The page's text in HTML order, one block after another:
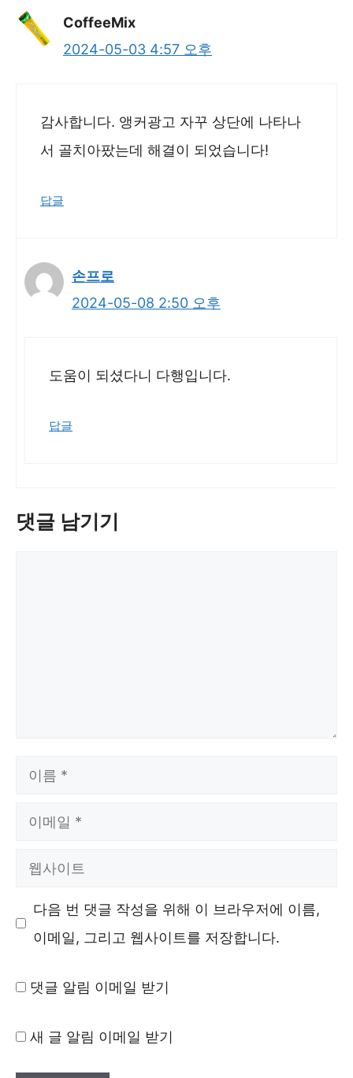
CoffeeMix
2024-05-03 4:57 오후
감사합니다. 앵커광고 자꾸 상단에 나타나
서 골치아팠는데 해결이 되었습니다!
답글
손프로
2024-05-08 2:50 오후
도움이 되셨다니 다행입니다.
답글
댓글 남기기
이
다음 번 댓글 작성을 위해 이 브라우저에 이름,
이메일, 그리고 웹사이트를 저장합니다.
댓글 알림 이메일 받기
새 글 알림 이메일 받기